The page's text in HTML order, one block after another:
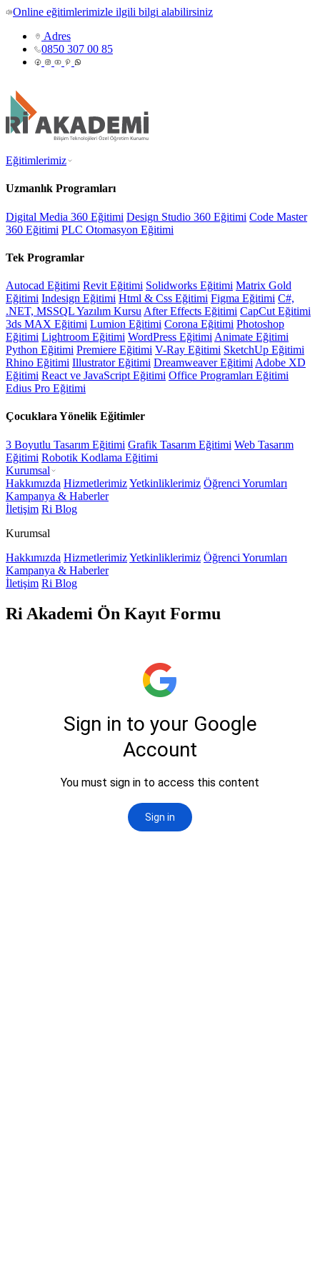
Online eğitimlerimizle ilgili bilgi alabilirsiniz
Adres
0850 307 00 85
Eğitimlerimiz
Uzmanlık Programları
Digital Media 360 Eğitimi Design Studio 360 Eğitimi Code Master
360 Eğitimi PLC Otomasyon Eğitimi
Tek Programlar
Autocad Eğitimi Revit Eğitimi Solidworks Eğitimi Matrix Gold
Eğitimi Indesign Eğitimi Html & Css Eğitimi Figma Eğitimi C#,
.NET, MSSQL Yazılım Kursu After Effects Eğitimi CapCut Eğitimi
3ds MAX Eğitimi Lumion Eğitimi Corona Eğitimi Photoshop
Eğitimi Lightroom Eğitimi WordPress Eğitimi Animate Eğitimi
Python Eğitimi Premiere Eğitimi V-Ray Eğitimi SketchUp Eğitimi
Rhino Eğitimi Illustrator Eğitimi Dreamweaver Eğitimi Adobe XD
Eğitimi React ve JavaScript Eğitimi Office Programları Eğitimi
Edius Pro Eğitimi
Çocuklara Yönelik Eğitimler
3 Boyutlu Tasarım Eğitimi Grafik Tasarım Eğitimi Web Tasarım
Eğitimi Robotik Kodlama Eğitimi
Kurumsal
Hakkımızda HizmetlerimizYetkinliklerimiz Öğrenci Yorumları
Kampanya & Haberler
İletişim Ri Blog
Kurumsal
Hakkımızda HizmetlerimizYetkinliklerimiz Öğrenci Yorumları
Kampanya & Haberler
İletişim Ri Blog
Ri Akademi Ön Kayıt Formu